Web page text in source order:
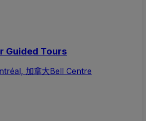
Guided Tours
加拿大Bell Centre